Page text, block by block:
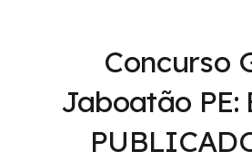
Concurso
Jaboatão PE: